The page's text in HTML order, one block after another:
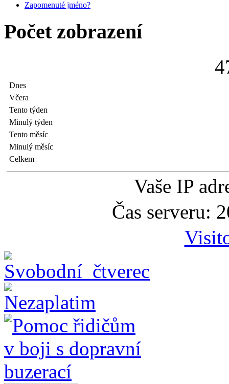
Zapomenuté jméno?
Počet zobrazení
4
Dnes
Včera
Tento týden
Minulý týden
Tento měsíc
Minulý měsíc
Celkem
Vaše IP
Čas serveru: